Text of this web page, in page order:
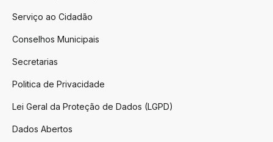
Serviço ao Cidadão
Conselhos Municipais
Secretarias
Politica de Privacidade
Lei Geral da Proteção de Dados (LGPD)
Dados Abertos